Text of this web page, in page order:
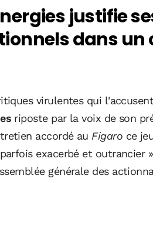
justifie
dans
virulentes qui
riposte par la voix de son
accordé au Figaro ce
exacerbé et outrancier
générale des